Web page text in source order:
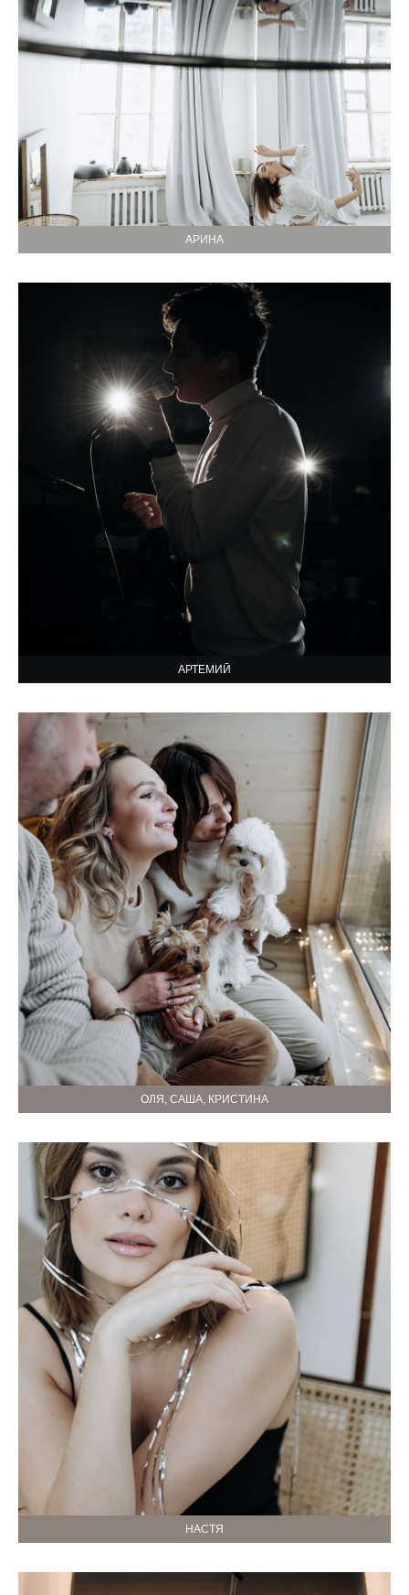
АРИНА
АРТЕМИЙ
ОЛЯ, САША, КРИСТИНА
НАСТЯ